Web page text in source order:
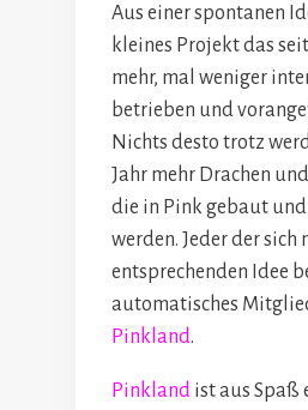
Aus einer spontanen
kleines Projekt das seit
mehr, mal weniger
betrieben und
Nichts desto trotz
Jahr mehr Drachen
die in Pink gebaut
werden. Jeder der sich
entsprechenden Idee
automatisches
Pinkland.
Pinkland ist aus Spaß